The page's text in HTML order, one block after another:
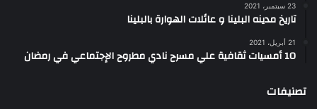
23 سبتمبر، 2021
تاريخ مدينه البلينا و عائلات الهوارة بالبلينا
21 أبريل، 2021
10 أمسيات ثقافية علي مسرح نادي مطروح الإجتماعي في رمضان
تصنيفات